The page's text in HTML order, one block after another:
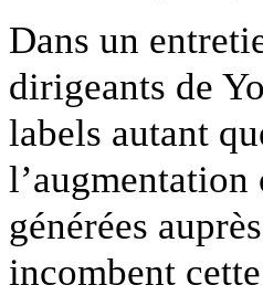
Dans un
dirigeants de
labels autant
générées
incombent